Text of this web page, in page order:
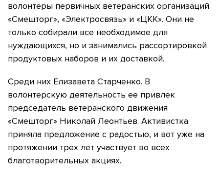
волонтеры первичных ветеранских организаций
«Смешторг», «Электросвязь» и «ЦКК». Они не
только собирали все необходимое для
нуждающихся, но и занимались рассортировкой
продуктовых наборов и их доставкой.
Среди них Елизавета Старченко. В
волонтерскую деятельность ее привлек
председатель ветеранского движения
«Смешторг» Николай Леонтьев. Активистка
приняла предложение с радостью, и вот уже на
протяжении трех лет участвует во всех
благотворительных акциях.